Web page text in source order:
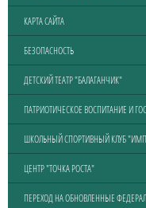
КАРТА САЙТА
БЕЗОПАСНОСТЬ
ДЕТСКИЙ ТЕАТР "БАЛАГАНЧИК"
ПАТРИОТИЧЕСКОЕ ВОСПИТАНИЕ И
ШКОЛЬНЫЙ СПОРТИВНЫЙ КЛУБ
ЦЕНТР "ТОЧКА РОСТА"
ПЕРЕХОД НА ОБНОВЛЕННЫЕ